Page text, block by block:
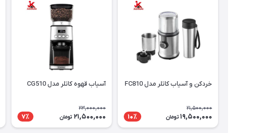
خردکن و آسیاب کاتلر مدل FC810
21,500,000
19,500,000 تومان 10٪
آسیاب قهوه کاتلر مدل CG510
23,000,000
21,500,000 تومان 7٪